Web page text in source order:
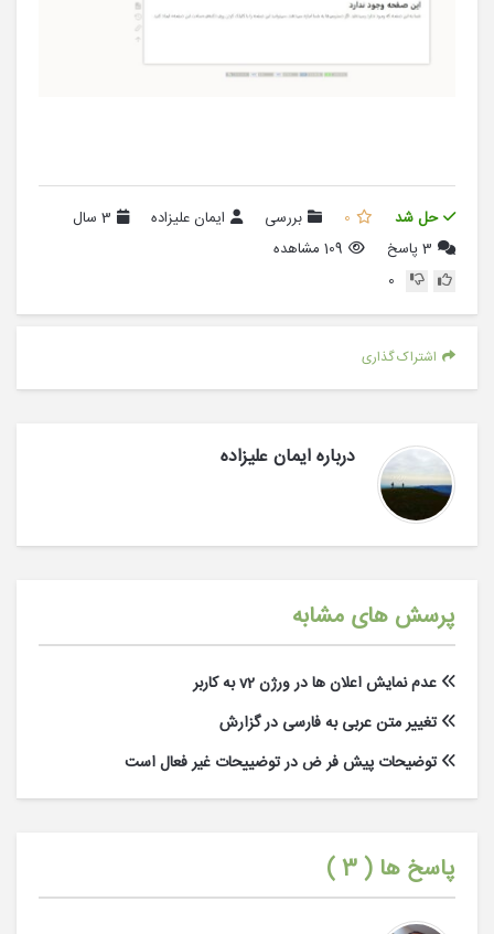
حل شد 0 بررسی ایمان علیزاده
3 سال
3 پاسخ
109 مشاهده
0
اشتراک گذاری
دربارهایمان علیزاده
پرسش های مشابه
عدم نمایش اعلان ها در ورژن v2 به کاربر
تغییر متن عربی به فارسی در گزارش
توضیحات پیش فر ض در توضییحات غیر فعال است
پاسخ ها (3
)